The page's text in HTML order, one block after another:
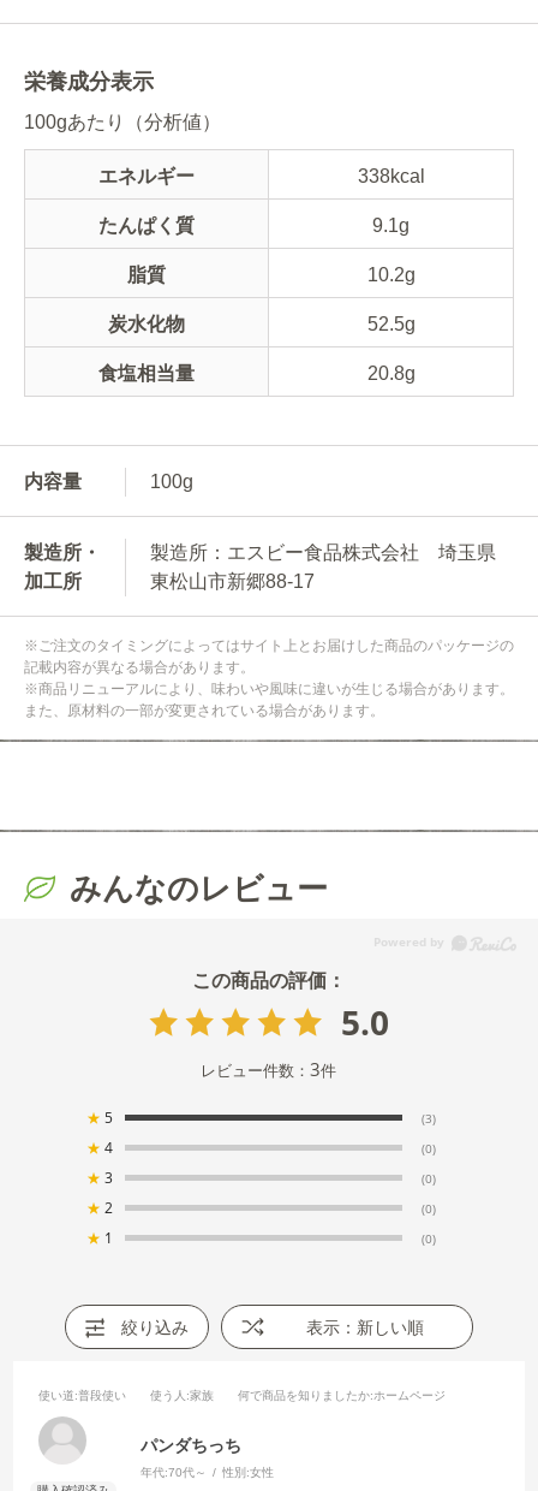
栄養成分表示
100gあたり（分析値）
エネルギー 338kcal
たんぱく質 9.1g
脂質 10.2g
炭水化物 52.5g
食塩相当量 20.8g
内容量 100g
製造所・
加工所
製造所：エスビー食品株式会社 埼玉県
東松山市新郷88-17
※ご注文のタイミングによってはサイト上とお届けした商品のパッケージの
記載内容が異なる場合があります。
※商品リニューアルにより、味わいや風味に違いが生じる場合があります。
また、原材料の一部が変更されている場合があります。
みんなのレビュー
5.0
レビュー件数：3件
★ 5 (3)
★ 4 (0)
★ 3 (0)
★ 2 (0)
★ 1 (0)
絞り込み 表示：新しい順
使い道:普段使い 使う人 :家族 何で商品を知りましたか:ホームページ
パンダちっち
年代:70代～ 性別:女性